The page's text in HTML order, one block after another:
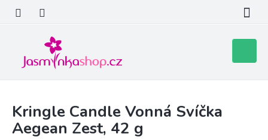
obsah
košík
Kringle Candle Vonná Svíčka
Aegean Zest, 42 g